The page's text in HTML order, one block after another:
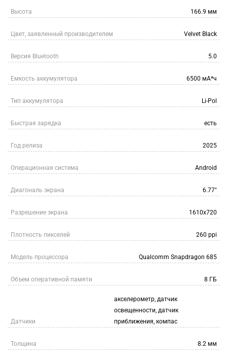
Высота 166.9 мм
Цвет, заявленный производителем Velvet Black
Версия Bluetooth 5.0
Емкость аккумулятора 6500 мА*ч
Тип аккумулятора Li-Pol
Быстрая зарядка есть
Год релиза 2025
Операционная система Android
Диагональ экрана 6.77"
Разрешение экрана 1610х720
Плотность пикселей 260 ppi
Модель процессора Qualcomm Snapdragon 685
Объем оперативной памяти 8 ГБ
Датчики
акселерометр, датчик
освещенности, датчик
приближения, компас
Толщина 8.2 мм